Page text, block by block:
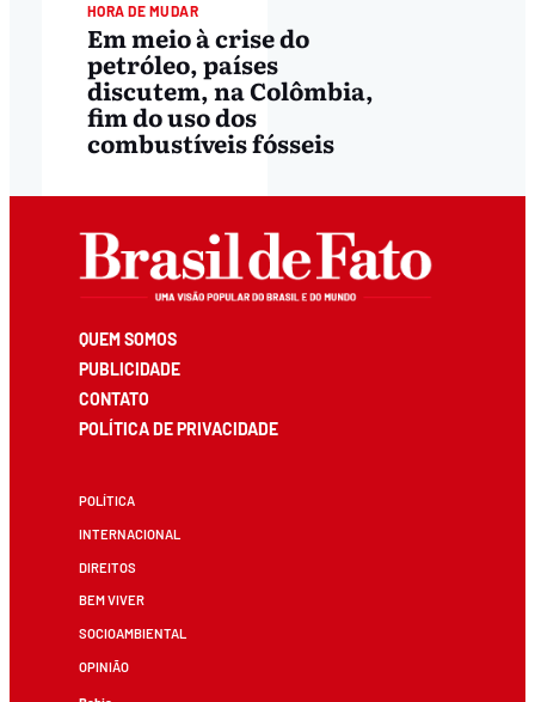
HORA DE MUDAR
Em meio à crise do
petróleo, países
discutem, na Colômbia,
fim do uso dos
combustíveis fósseis
QUEM SOMOS
PUBLICIDADE
CONTATO
POLÍTICA DE PRIVACIDADE
POLÍTICA
INTERNACIONAL
DIREITOS
BEM VIVER
SOCIOAMBIENTAL
OPINIÃO